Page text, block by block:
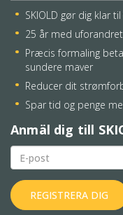
SKIOLD gør dig klar
25 år med
Præcis formaling
sundere maver
Reducer dit
Spar tid og penge
Anmäl dig till